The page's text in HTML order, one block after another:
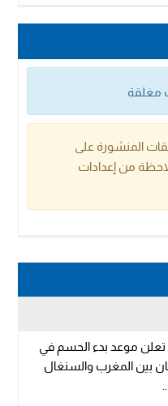
مغلقة
المنشورة على
من إعدادات
موعد بدء الحسم في
بين المغرب والسنغال